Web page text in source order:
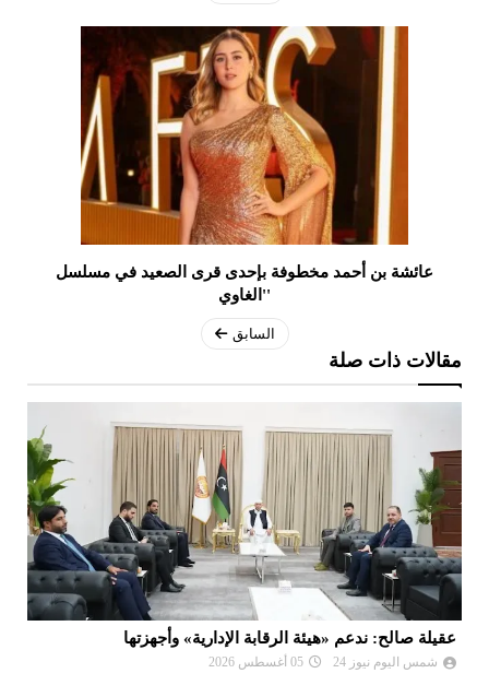
عائشة بن أحمد مخطوفة بإحدى قرى الصعيد في مسلسل
''الغاوي
السابق
مقالات ذات صلة
عقيلة صالح: ندعم «هيئة الرقابة الإدارية» وأجهزتها
شمس اليوم نيوز 24 05 أغسطس 2026